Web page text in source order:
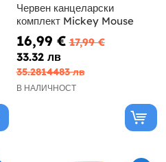
Червен канцеларски
комплект Mickey Mouse
16,99 € 17,99 €
33.32 лв
35.2814483 лв
В НАЛИЧНОСТ